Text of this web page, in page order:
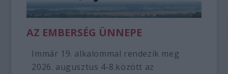
AZ EMBERSÉG ÜNNEPE
Immár 19. alkalommal rendezik meg
2026. augusztus 4-8.között az